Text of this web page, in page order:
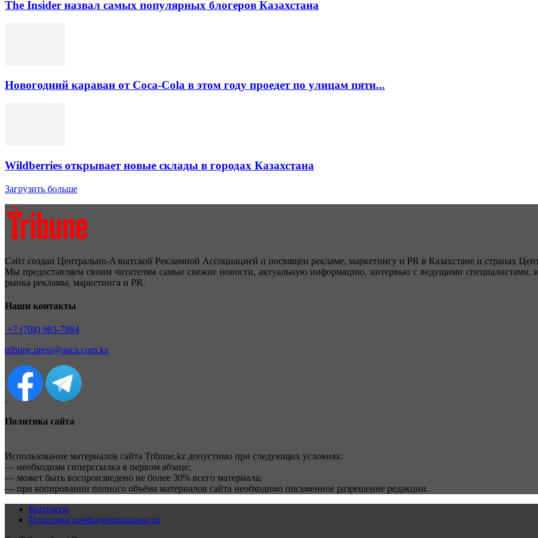
The Insider назвал самых популярных блогеров Казахстана
Новогодний караван от Coca-Cola в этом году проедет по улицам пяти...
Wildberries открывает новые склады в городах Казахстана
Загрузить больше
Сайт создан Центрально-Азиатской Рекламной Ассоциацией и посвящен рекламе, маркетингу и PR в Казахстане и странах
Мы предоставляем своим читателям самые свежие новости, актуальную информацию, интервью с ведущими специалистами,
рынка рекламы, маркетинга и PR.
Наши контакты
+7 (708) 983-7884
tribune.press@aaca.com.kz
Политика сайта
Использование материалов сайта Tribune.kz допустимо при следующих условиях:
— необходима гиперссылка в первом абзаце;
— может быть воспроизведено не более 30% всего материала;
— при копировании полного объёма материалов сайта необходимо письменное разрешение редакции.
Контакты
Политика конфиденциальности